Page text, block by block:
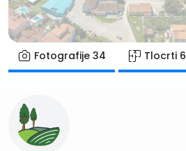
Fotografije34 Tlocrti 6